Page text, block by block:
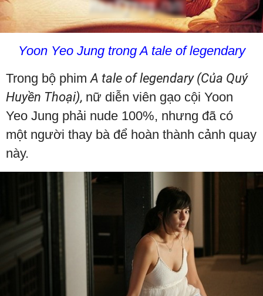
Yoon Yeo Jung trong A tale of legendary
Trong bộ phimA tale of legendary (Của Quý
Huyền Thoại), nữ diễn viên gạo cội Yoon
Yeo Jung phải nude 100%, nhưng đã có
một người thay bà để hoàn thành cảnh quay
này.